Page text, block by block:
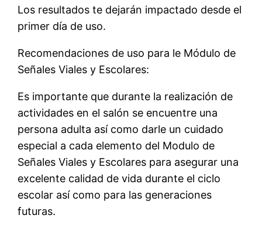
Los resultados te dejarán impactado desde el
primer día de uso.
Recomendaciones de uso para le Módulo de
Señales Viales y Escolares:
Es importante que durante la realización de
actividades en el salón se encuentre una
persona adulta así como darle un cuidado
especial a cada elemento del Modulo de
Señales Viales y Escolares para asegurar una
excelente calidad de vida durante el ciclo
escolar así como para las generaciones
futuras.